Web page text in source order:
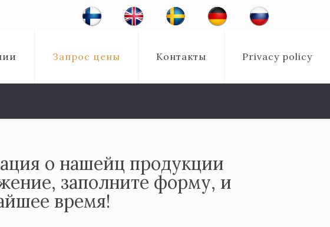
Запрос цены Контакты Privacy policy
о нашейц продукции
заполните форму, и
время!